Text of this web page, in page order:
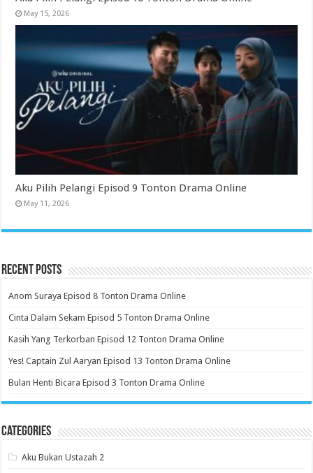
May 15, 2026
Aku Pilih Pelangi Episod 9 Tonton Drama Online
May 11, 2026
Recent Posts
Anom Suraya Episod 8 Tonton Drama Online
Cinta Dalam Sekam Episod 5 Tonton Drama Online
Kasih Yang Terkorban Episod 12 Tonton Drama Online
Yes! Captain Zul Aaryan Episod 13 Tonton Drama Online
Bulan Henti Bicara Episod 3 Tonton Drama Online
Categories
Aku Bukan Ustazah 2